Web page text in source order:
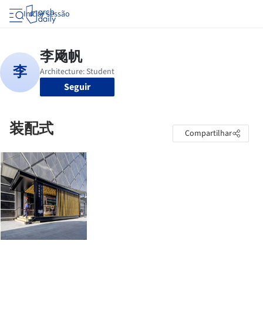
Iniciar sessão
Seguir
装配式 Compartilhar